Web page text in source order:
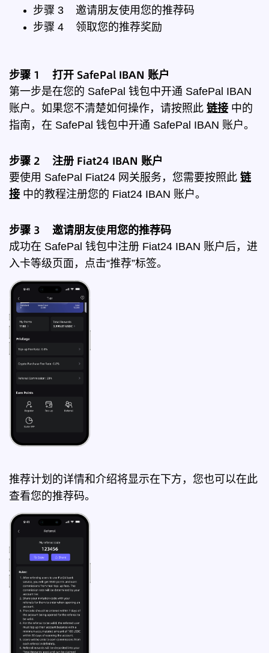
步骤 3 邀请朋友使用您的推荐码
步骤 4 领取您的推荐奖励
步骤 1 打开 SafePal IBAN 账户
第一步是在您的 SafePal 钱包中开通 SafePal IBAN
账户。如果您不清楚如何操作，请按照此 链接 中的
指南，在 SafePal 钱包中开通 SafePal IBAN 账户。
步骤 2 注册 Fiat24 IBAN 账户
要使用 SafePal Fiat24 网关服务，您需要按照此 链
接 中的教程注册您的 Fiat24 IBAN 账户。
步骤 3 邀请朋友使用您的推荐码
成功在 SafePal 钱包中注册 Fiat24 IBAN 账户后，进
入卡等级页面，点击“推荐”标签。
推荐计划的详情和介绍将显示在下方，您也可以在此
查看您的推荐码。